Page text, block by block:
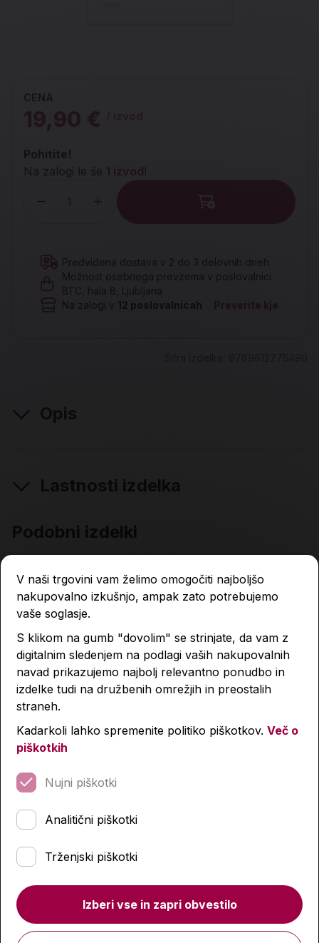
CENA
19,90 €
Pohitite!
Na zalogi le še 1 izvod !
Predvidena dostava v 2 do 3 delovnih dneh.
Možnost osebnega prevzema v poslovalnici
BTC, hala 8, Ljubljana
Na zalogi v
12 poslovalnicah Preverite kje
Opis
Lastnosti izdelka
Podobni izdelki
Ljubezni mojega življenja
15,95 €
V naši trgovini vam želimo omogočiti najboljšo
nakupovalno izkušnjo, ampak zato potrebujemo
vaše soglasje.
S klikom na gumb "dovolim" se strinjate, da vam z
digitalnim sledenjem na podlagi vaših nakupovalnih
navad prikazujemo najbolj relevantno ponudbo in
izdelke tudi na družbenih omrežjih in preostalih
straneh.
Kadarkoli lahko spremenite politiko piškotkov. Več o
piškotkih
Nujni piškotki
Analitični piškotki
Trženjski piškotki
Izberi vse in zapri obvestilo